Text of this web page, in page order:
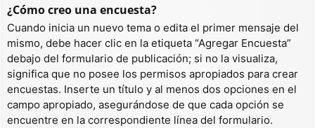
¿Cómo creo una encuesta?
Cuando inicia un nuevo tema o edita el primer mensaje del
mismo, debe hacer clic en la etiqueta “Agregar Encuesta”
debajo del formulario de publicación; si no la visualiza,
significa que no posee los permisos apropiados para crear
encuestas. Inserte un título y al menos dos opciones en el
campo apropiado, asegurándose de que cada opción se
encuentre en la correspondiente línea del formulario.